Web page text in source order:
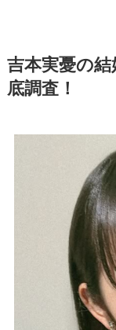
吉本実憂の
底調査！